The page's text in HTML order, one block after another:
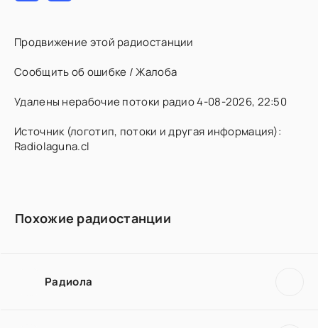
Продвижение этой радиостанции
Сообщить об ошибке / Жалоба
Удалены нерабочие потоки радио 4-08-2026, 22:50
Источник (логотип, потоки и другая информация):
Radiolaguna.cl
Похожие радиостанции
Радиола